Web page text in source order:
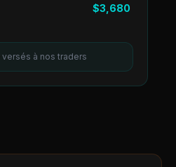
$3,680
versés à nos traders